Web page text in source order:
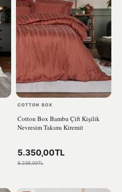
COTTON BOX
Cotton Box Bambu Çift Kişilik
Nevresim Takımı Kiremit
5.350,00TL
8.239,00TL